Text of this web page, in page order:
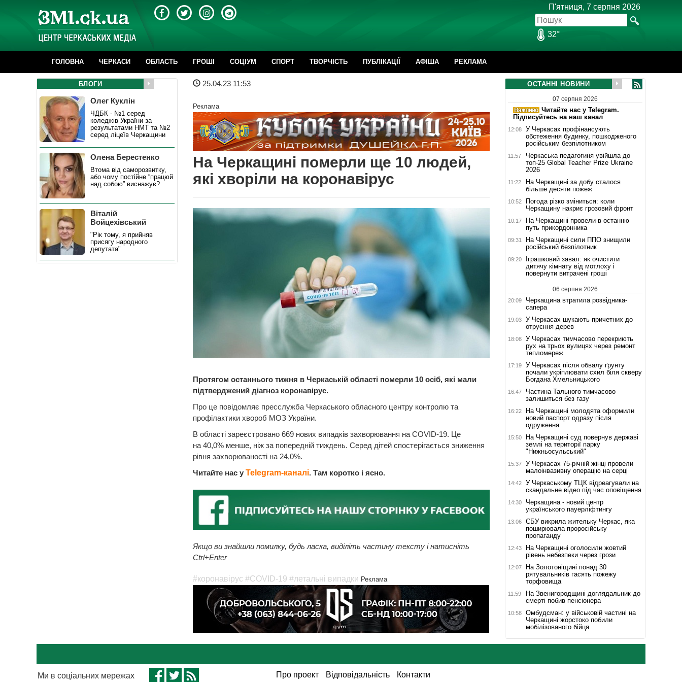
П'ятниця, 7 серпня 2026
32°
ГОЛОВНА ЧЕРКАСИ ОБЛАСТЬ ГРОШІ CОЦІУМ СПОРТ ТВОРЧІСТЬ ПУБЛІКАЦІЇ АФІША РЕКЛАМА
25.04.23 11:53
Реклама
На Черкащині померли ще 10 людей,
які хворіли на коронавірус
Протягом останнього тижня в Черкаській області померли 10 осіб, які мали
підтверджений діагноз коронавірус.
Про це повідомляє пресслужба Черкаського обласного центру контролю та
профілактики хвороб МОЗ України.
В області зареєстровано 669 нових випадків захворювання на COVID-19. Це
на 40,0% менше, ніж за попередній тиждень. Серед дітей спостерігається зниження
рівня захворюваності на 24,0%.
Читайте нас у Telegram-каналі. Там коротко і ясно.
Якщо ви знайшли помилку, будь ласка, виділіть частину тексту і натисніть
Ctrl+Enter
#коронавірус #COVID-19 #летальні випадки Реклама
БЛОГИ
Олег Куклін
ЧДБК - №1 серед
коледжів України за
результатами НМТ та №2
серед ліцеїв Черкащини
Олена Берестенко
Втома від саморозвитку,
або чому постійне “працюй
над собою” виснажує?
Віталій
Войцехівський
"Рік тому, я прийняв
присягу народного
депутата"
ОСТАННІ НОВИНИ
07 серпня 2026
Читайте нас у Telegram.
Підписуйтесь на наш канал
12:08
У Черкасах профінансують
обстеження будинку, пошкодженого
російським безпілотником
11:57
Черкаська педагогиня увійшла до
топ-25 Global Teacher Prize Ukraine
2026
11:22
На Черкащині за добу сталося
більше десяти пожеж
10:52
Погода різко зміниться: коли
Черкащину накриє грозовий фронт
10:17
На Черкащині провели в останню
путь прикордонника
09:31
На Черкащині сили ППО знищили
російський безпілотник
09:20
Іграшковий завал: як очистити
дитячу кімнату від мотлоху і
повернути витрачені гроші
06 серпня 2026
20:09
Черкащина втратила розвідника-
сапера
19:03
У Черкасах шукають причетних до
отруєння дерев
18:08
У Черкасах тимчасово перекриють
рух на трьох вулицях через ремонт
тепломереж
17:19
У Черкасах після обвалу ґрунту
почали укріплювати схил біля скверу
Богдана Хмельницького
16:47
Частина Тального тимчасово
залишиться без газу
16:22
На Черкащині молодята оформили
новий паспорт одразу після
одруження
15:50
На Черкащині суд повернув державі
землі на території парку
"Нижньосульський"
15:37
У Черкасах 75-річній жінці провели
малоінвазивну операцію на серці
14:42
У Черкаському ТЦК відреагували на
скандальне відео під час оповіщення
14:30
Черкащина - новий центр
українського пауерліфтингу
13:06
СБУ викрила жительку Черкас, яка
поширювала проросійську
пропаганду
12:43
На Черкащині оголосили жовтий
рівень небезпеки через грози
12:07
На Золотоніщині понад 30
рятувальників гасять пожежу
торфовища
11:59
На Звенигородщині доглядальник до
смерті побив пенсіонера
10:58
Омбудсман: у військовій частині на
Черкащині жорстоко побили
мобілізованого бійця
Ми в соціальних мережах Про проект Відповідальність Контакти